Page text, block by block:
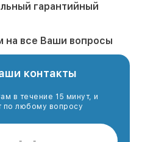
гарантийный
на все Ваши вопросы
контакты
в течение 15 минут, и
по любому вопросу